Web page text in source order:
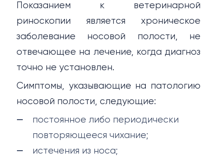
Показанием к ветеринарной
риноскопии является хроническое
заболевание носовой полости, не
отвечающее на лечение, когда диагноз
точно не установлен.
Симптомы, указывающие на патологию
носовой полости, следующие:
постоянное либо периодически
повторяющееся чихание;
истечения из носа;